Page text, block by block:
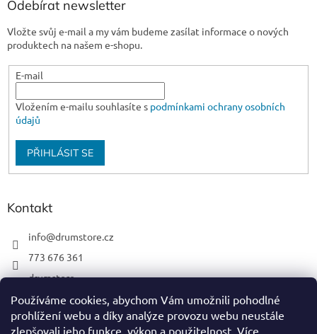
Používáme cookies, abychom Vám umožnili pohodlné
prohlížení webu a díky analýze provozu webu neustále
zlepšovali jeho funkce, výkon a použitelnost. Více
Odebírat newsletter
Vložte svůj e-mail a my vám budeme zasílat informace o nových
produktech na našem e-shopu.
E-mail
Vložením e-mailu souhlasíte s podmínkami ochrany osobních
údajů
PŘIHLÁSIT SE
Kontakt
info@drumstore.cz
773 676 361
drumstore
drumstore.cz
https://www.youtube.com/@DRUMSTOREPRAGUE